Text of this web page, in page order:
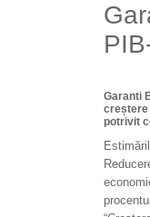
Garanti
creștere
potrivit